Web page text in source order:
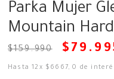
Parka Mujer
Mountain
$159.990 $ 79 .
Hasta12 x $ 6667,0 de